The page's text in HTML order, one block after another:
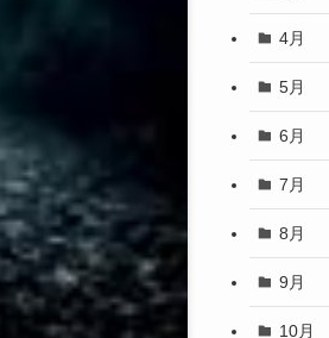
4月
5月
6月
7月
8月
9月
10月